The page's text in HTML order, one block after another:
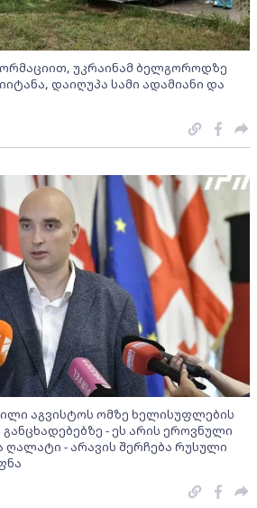
უკრაინამ ბელგოროდზე
დაიღუპა სამი ადამიანი და
აგვისტოს ომზე ხელისუფლების
- ეს არის ეროვნული
ღალატი - არავის შერჩება რუსული